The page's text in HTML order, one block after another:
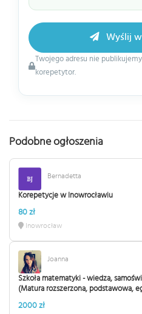
Twojego adresu nie
korepetytor.
Wyślij
Podobne ogłoszenia
Bernadetta
Korepetycje w Inowrocławiu
80 zł
Inowrocław
Joanna
Szkoła matematyki - wiedza,
(Matura rozszerzona, podstawowa,
2000 zł